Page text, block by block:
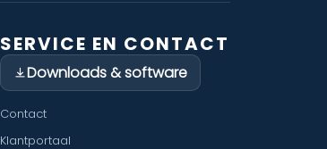
SERVICE EN CONTACT
Downloads & software
Contact
Klantportaal